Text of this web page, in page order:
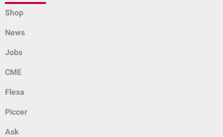
Shop
News
Jobs
CME
Flexa
Piccer
Ask